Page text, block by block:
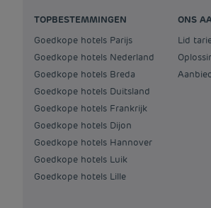
TOPBESTEMMINGEN
Goedkope hotels Parijs
Goedkope hotels Nederland
Goedkope hotels Breda
Goedkope hotels Duitsland
Goedkope hotels Frankrijk
Goedkope hotels Dijon
Goedkope hotels Hannover
Goedkope hotels Luik
Goedkope hotels Lille
ONS
Lid